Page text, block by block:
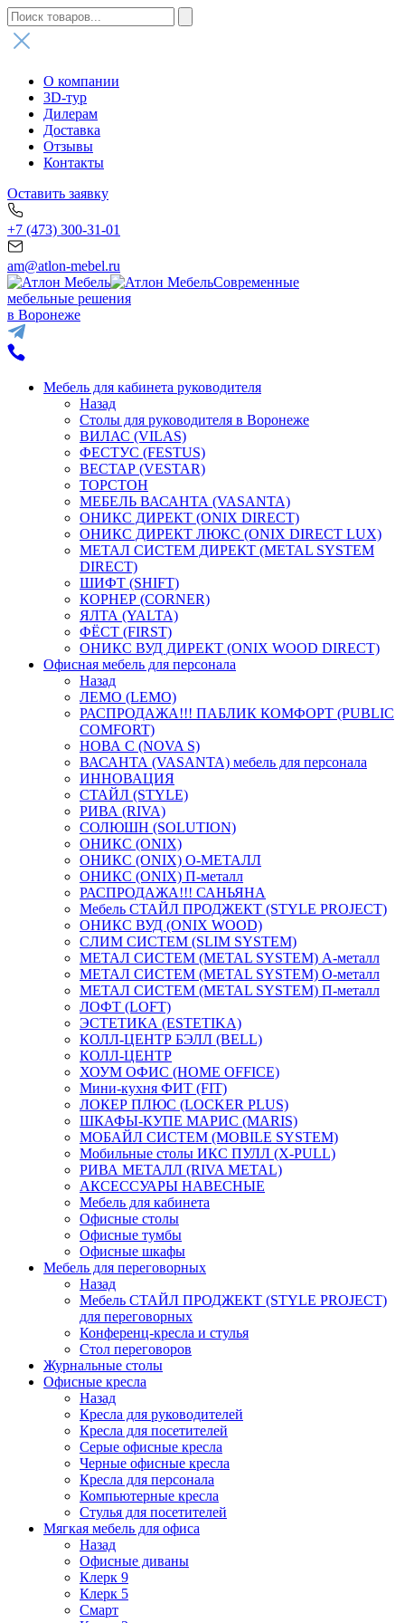
О компании
3D-тур
Дилерам
Доставка
Отзывы
Контакты
Оставить заявку
+7 (473) 300-31-01
am@atlon-mebel.ru
Современные
мебельные решения
в Воронеже
Мебель для кабинета руководителя
Назад
Столы для руководителя в Воронеже
ВИЛАС (VILAS)
ФЕСТУС (FESTUS)
ВЕСТАР (VESTAR)
ТОРСТОН
МЕБЕЛЬ ВАСАНТА (VASANTA)
ОНИКС ДИРЕКТ (ONIX DIRECT)
ОНИКС ДИРЕКТ ЛЮКС (ONIX DIRECT LUX)
МЕТАЛ СИСТЕМ ДИРЕКТ (METAL SYSTEM
DIRECT)
ШИФТ (SHIFT)
КОРНЕР (CORNER)
ЯЛТА (YALTA)
ФЁСТ (FIRST)
ОНИКС ВУД ДИРЕКТ (ONIX WOOD DIRECT)
Офисная мебель для персонала
Назад
ЛЕМО (LEMO)
РАСПРОДАЖА!!! ПАБЛИК КОМФОРТ (PUBLIC
COMFORT)
НОВА С (NOVA S)
ВАСАНТА (VASANTA) мебель для персонала
ИННОВАЦИЯ
СТАЙЛ (STYLE)
РИВА (RIVA)
СОЛЮШН (SOLUTION)
ОНИКС (ONIX)
ОНИКС (ONIX) O-МЕТАЛЛ
ОНИКС (ONIX) П-металл
РАСПРОДАЖА!!! САНЬЯНА
Мебель СТАЙЛ ПРОДЖЕКТ (STYLE PROJECT)
ОНИКС ВУД (ONIX WOOD)
СЛИМ СИСТЕМ (SLIM SYSTEM)
МЕТАЛ СИСТЕМ (METAL SYSTEM) А-металл
МЕТАЛ СИСТЕМ (METAL SYSTEM) О-металл
МЕТАЛ СИСТЕМ (METAL SYSTEM) П-металл
ЛОФТ (LOFT)
ЭСТЕТИКА (ESTETIKA)
КОЛЛ-ЦЕНТР БЭЛЛ (BELL)
КОЛЛ-ЦЕНТР
ХОУМ ОФИС (HOME OFFICE)
Мини-кухня ФИТ (FIT)
ЛОКЕР ПЛЮС (LOCKER PLUS)
ШКАФЫ-КУПЕ МАРИС (MARIS)
МОБАЙЛ СИСТЕМ (MOBILE SYSTEM)
Мобильные столы ИКС ПУЛЛ (X-PULL)
РИВА МЕТАЛЛ (RIVA METAL)
АКСЕССУАРЫ НАВЕСНЫЕ
Мебель для кабинета
Офисные столы
Офисные тумбы
Офисные шкафы
Мебель для переговорных
Назад
Мебель СТАЙЛ ПРОДЖЕКТ (STYLE PROJECT)
для переговорных
Конференц-кресла и стулья
Стол переговоров
Журнальные столы
Офисные кресла
Назад
Кресла для руководителей
Кресла для посетителей
Серые офисные кресла
Черные офисные кресла
Кресла для персонала
Компьютерные кресла
Стулья для посетителей
Мягкая мебель для офиса
Назад
Офисные диваны
Клерк 9
Клерк 5
Смарт